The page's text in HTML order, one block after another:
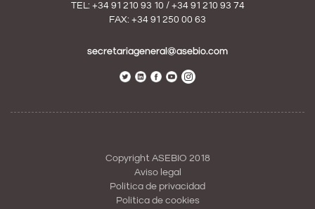
TEL: +34 91 210 93 10 / +34 91 210 93 74
FAX: +34 91 250 00 63
secretariageneral@asebio.com
Copyright ASEBIO 2018
Aviso legal
Política de privacidad
Política de cookies